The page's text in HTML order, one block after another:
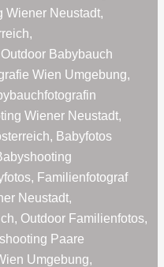
Wiener Neustadt,
Babybauch
Wien Umgebung,
Wiener Neustadt,
Babyfotos
Familienfotograf
Neustadt,
Outdoor Familienfotos,
Paare
Umgebung,